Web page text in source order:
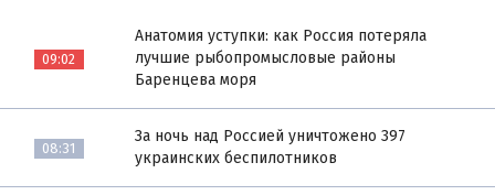
09:02
Анатомия уступки: как Россия потеряла
лучшие рыбопромысловые районы
Баренцева моря
08:31
За ночь над Россией уничтожено 397
украинских беспилотников